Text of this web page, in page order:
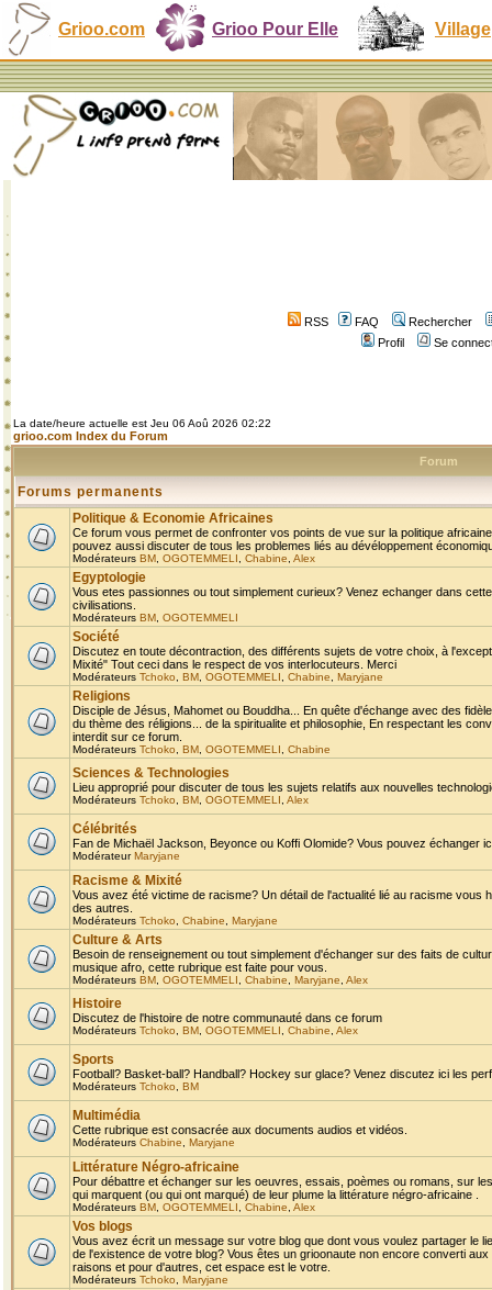
Grioo.com Grioo Pour Elle Village
RSS FAQ
Rechercher
Profil
Se
La date/heure actuelle est Jeu 06 Aoû 2026 02:22
grioo.com Index du Forum
Forum
Forums permanents
Politique & Economie Africaines
Ce forum vous permet de confronter vos points de vue sur la politique
pouvez aussi discuter de tous les problemes liés au dévéloppement
Modérateurs BM OGOTEMMELI Chabine Alex
Egyptologie
Vous etes passionnes ou tout simplement curieux? Venez echanger dans
civilisations.
Modérateurs BM OGOTEMMELI
Société
Discutez en toute décontraction, des différents sujets de votre choix, à
Mixité" Tout ceci dans le respect de vos interlocuteurs. Merci
Modérateurs Tchoko BM OGOTEMMELI Chabine Maryjane
Religions
Disciple de Jésus, Mahomet ou Bouddha... En quête d'échange avec des
du thème des réligions... de la spiritualite et philosophie, En respectant les
interdit sur ce forum.
Modérateurs Tchoko BM OGOTEMMELI Chabine
Sciences & Technologies
Lieu approprié pour discuter de tous les sujets relatifs aux nouvelles
Modérateurs Tchoko BM OGOTEMMELI Alex
Célébrités
Fan de Michaël Jackson, Beyonce ou Koffi Olomide? Vous pouvez échanger
ModérateurMaryjane
Racisme & Mixité
Vous avez été victime de racisme? Un détail de l'actualité lié au racisme
des autres.
Modérateurs Tchoko Chabine Maryjane
Culture & Arts
Besoin de renseignement ou tout simplement d'échanger sur des faits de
musique afro, cette rubrique est faite pour vous.
Modérateurs BM OGOTEMMELI Chabine Maryjane Alex
Histoire
Discutez de l'histoire de notre communauté dans ce forum
Modérateurs Tchoko BM OGOTEMMELI Chabine Alex
Sports
Football? Basket-ball? Handball? Hockey sur glace? Venez discutez ici les
Modérateurs Tchoko BM
Multimédia
Cette rubrique est consacrée aux documents audios et vidéos.
Modérateurs Chabine Maryjane
Littérature Négro-africaine
Pour débattre et échanger sur les oeuvres, essais, poèmes ou romans, sur
qui marquent (ou qui ont marqué) de leur plume la littérature négro-africaine .
Modérateurs BM OGOTEMMELI Chabine Alex
Vos blogs
Vous avez écrit un message sur votre blog que dont vous voulez partager le
de l'existence de votre blog? Vous êtes un grioonaute non encore converti
raisons et pour d'autres, cet espace est le votre.
Modérateurs Tchoko Maryjane